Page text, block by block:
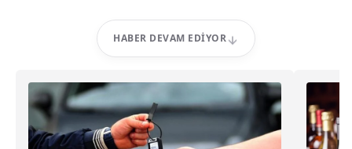
HABER DEVAM EDIYOR